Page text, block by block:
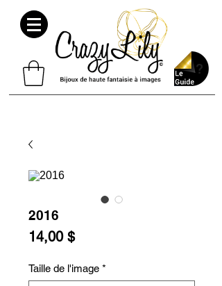
2016
14,00 $Prix
Taille de l'image *